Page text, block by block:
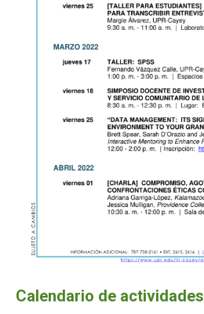
Calendario de actividades